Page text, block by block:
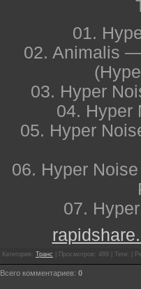
01.
02. Animalis
03. Hyper
04.
05. Hyper
06. Hyper
07.
Категория: Транс | Просмотров: 489 | Теги: |
Всего комментариев: 0